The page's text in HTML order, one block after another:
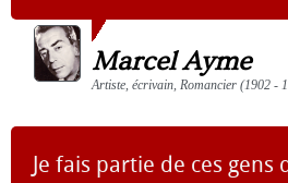
Marcel Ayme
Artiste, écrivain, Romancier (1902 -
Je fais partie de ces gens